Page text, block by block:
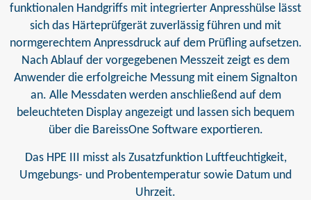
funktionalen Handgriffs mit integrierter Anpresshülse lässt
sich das Härteprüfgerät zuverlässig führen und mit
normgerechtem Anpressdruck auf dem Prüfling aufsetzen.
Nach Ablauf der vorgegebenen Messzeit zeigt es dem
Anwender die erfolgreiche Messung mit einem Signalton
an. Alle Messdaten werden anschließend auf dem
beleuchteten Display angezeigt und lassen sich bequem
über die BareissOne Software exportieren.
Das HPE III misst als Zusatzfunktion Luftfeuchtigkeit,
Umgebungs- und Probentemperatur sowie Datum und
Uhrzeit.